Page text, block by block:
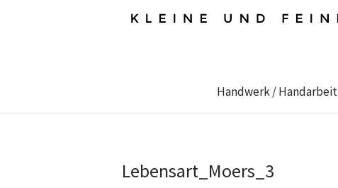
Handwerk / Handarbeit
Lebensart_Moers_3